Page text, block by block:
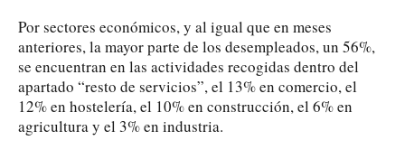
Por sectores económicos, y al igual que en meses
anteriores, la mayor parte de los desempleados, un 56%,
se encuentran en las actividades recogidas dentro del
apartado “resto de servicios”, el 13% en comercio, el
12% en hostelería, el 10% en construcción, el 6% en
agricultura y el 3% en industria.